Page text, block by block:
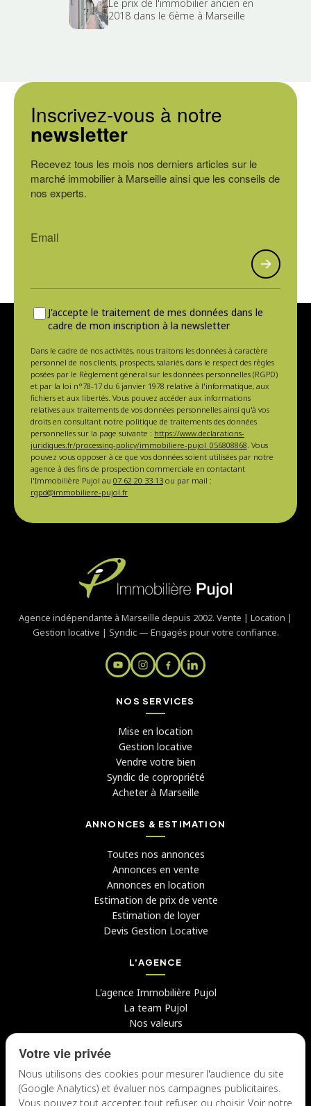
Le prix de l'immobilier ancien en
2018 dans le 6ème à Marseille
Inscrivez-vous à notre
newsletter
Recevez tous les mois nos derniers articles sur le
marché immobilier à Marseille ainsi que les conseils de
nos experts.
J'accepte le traitement de mes données dans le
cadre de mon inscription à la newsletter
Dans le cadre de nos activités, nous traitons les données à caractère
personnel de nos clients, prospects, salariés, dans le respect des règles
posées par le Règlement général sur les données personnelles (RGPD)
et par la loi n°78-17 du 6 janvier 1978 relative à l'informatique, aux
fichiers et aux libertés. Vous pouvez accéder aux informations
relatives aux traitements de vos données personnelles ainsi qu'à vos
droits en consultant notre politique de traitements des données
personnelles sur la page suivante : https://www.declarations-
juridiques.fr/processing-policy/immobiliere-pujol_056808868. Vous
pouvez vous opposer à ce que vos données soient utilisées par notre
agence à des fins de prospection commerciale en contactant
l'Immobilière Pujol au 07 62 20 33 13 ou par mail :
rgpd@immobiliere-pujol.fr
Agence indépendante à Marseille depuis 2002. Vente | Location |
Gestion locative | Syndic — Engagés pour votre confiance.
NOS SERVICES
Mise en location
Gestion locative
Vendre votre bien
Syndic de copropriété
Acheter à Marseille
ANNONCES & ESTIMATION
Toutes nos annonces
Annonces en vente
Annonces en location
Estimation de prix de vente
Estimation de loyer
Devis Gestion Locative
L'AGENCE
L'agence Immobilière Pujol
La team Pujol
Nos valeurs
Avis clients
Candidater chez nous
NOUS CONTACTER
Votre vie privée
Nous utilisons des cookies pour mesurer l'audience du site
(Google Analytics) et évaluer nos campagnes publicitaires.
Vous pouvez tout accepter, tout refuser, ou choisir. Voir notre